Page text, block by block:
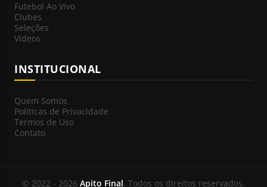
Futebol Ao Vivo
Clubes
Seleções
Vídeos
INSTITUCIONAL
Quem Somos
Políticas de Privacidade
Termos de Uso
Contato
© 2022 - 2026 Apito Final. Todos os direitos reservados.